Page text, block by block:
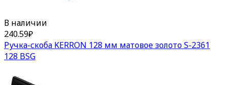
В наличии
240.59₽
Ручка-скоба KERRON 128 мм матовое золото S-2361
128 BSG